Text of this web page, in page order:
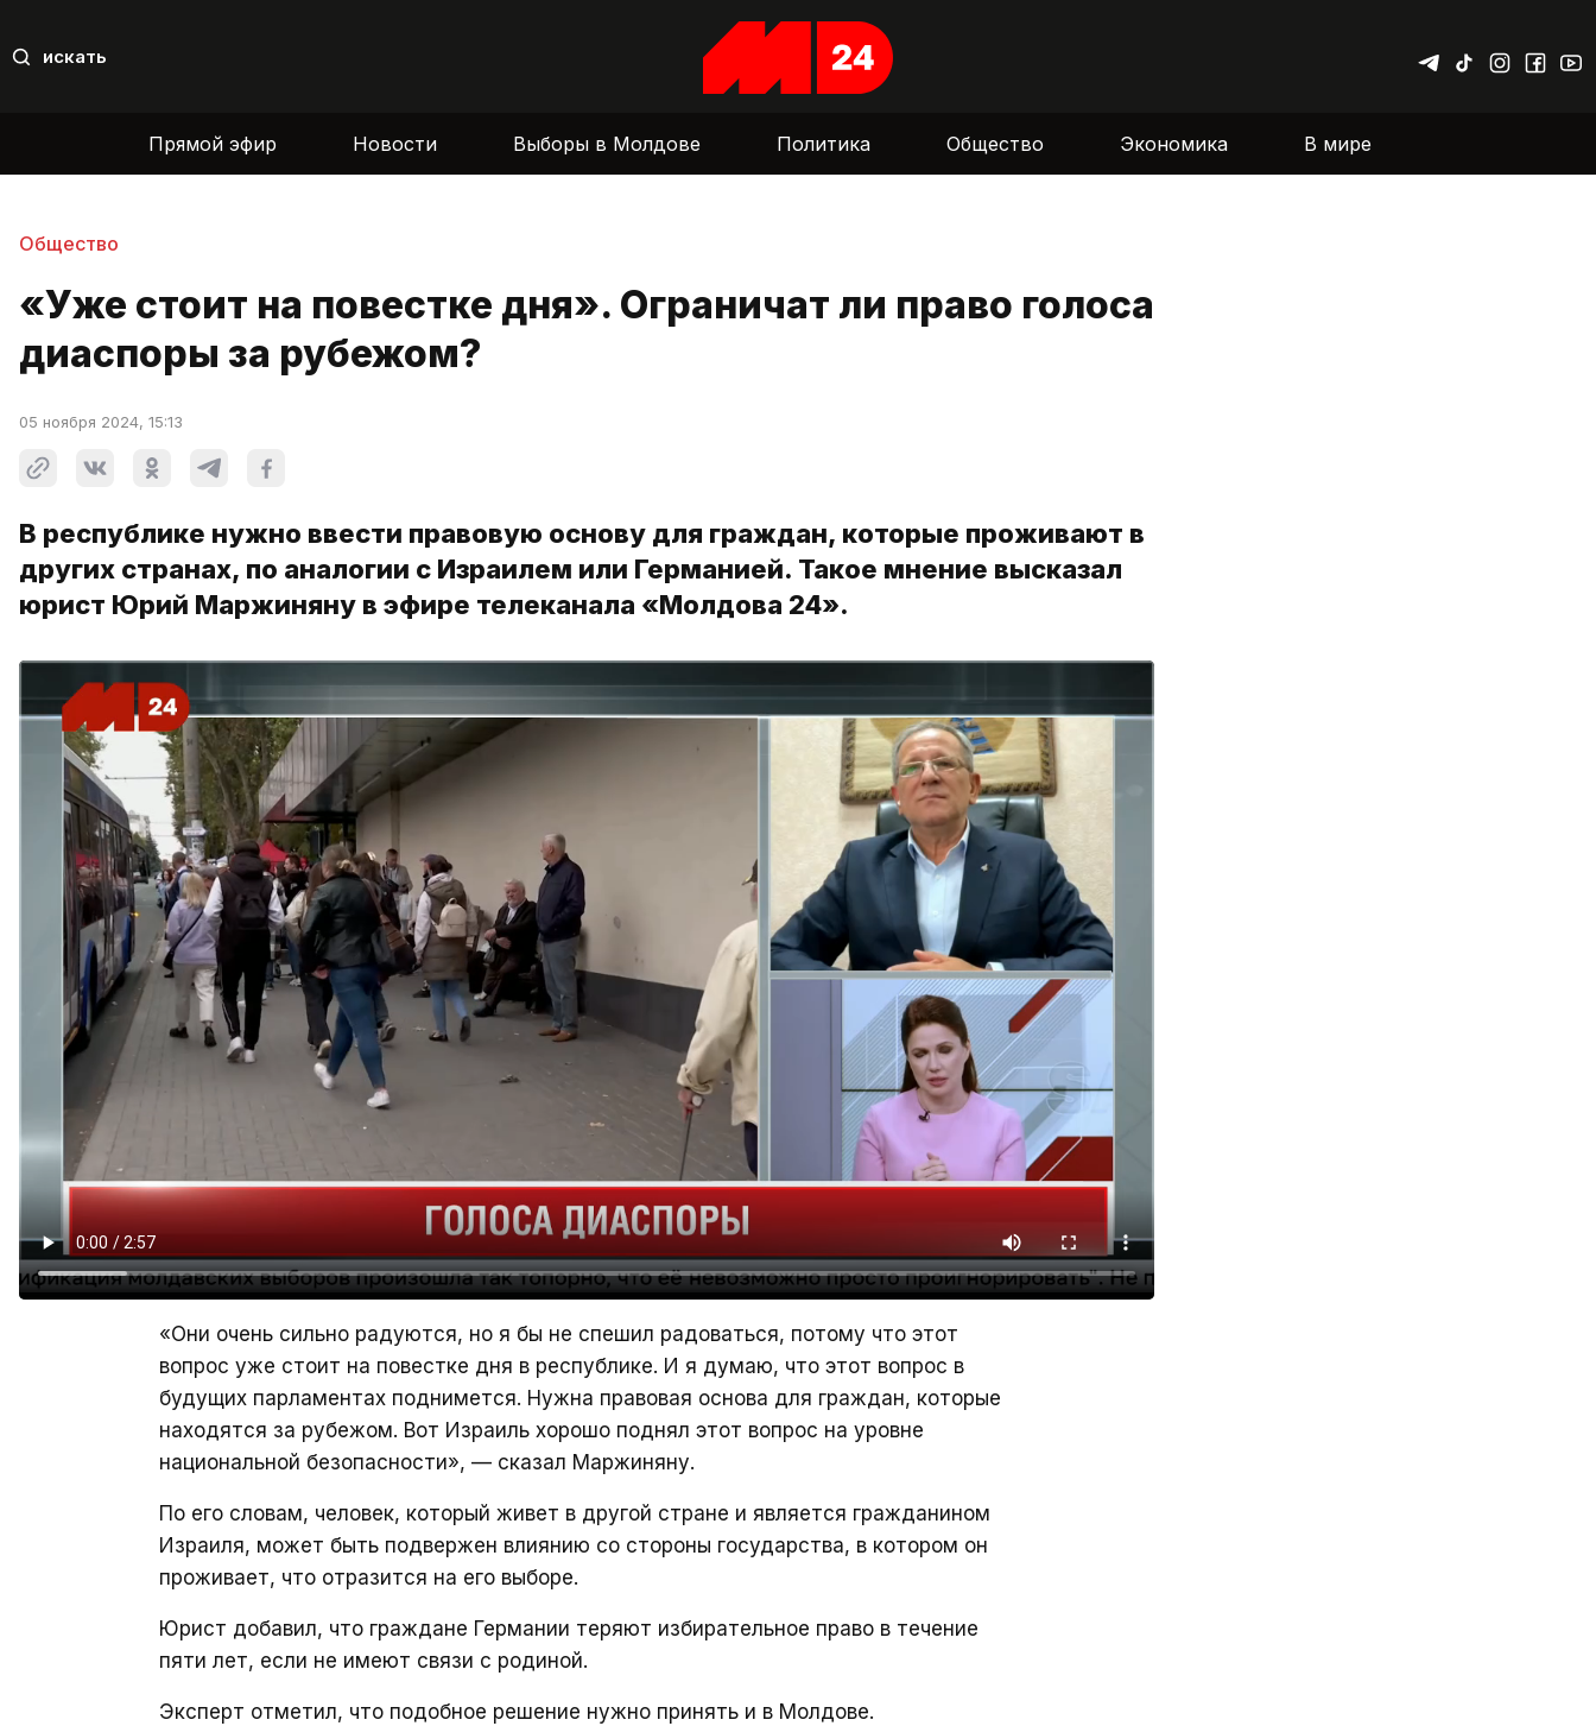
искать
Прямой эфир Новости Выборы в Молдове Политика Общество Экономика В мире
Общество
«Уже стоит на повестке дня». Ограничат ли право голоса
диаспоры за рубежом?
05 ноября 2024, 15:13
В республике нужно ввести правовую основу для граждан, которые проживают в
других странах, по аналогии с Израилем или Германией. Такое мнение высказал
юрист Юрий Маржиняну в эфире телеканала «Молдова 24».
«Они очень сильно радуются, но я бы не спешил радоваться, потому что этот
вопрос уже стоит на повестке дня в республике. И я думаю, что этот вопрос в
будущих парламентах поднимется. Нужна правовая основа для граждан, которые
находятся за рубежом. Вот Израиль хорошо поднял этот вопрос на уровне
национальной безопасности», — сказал Маржиняну.
По его словам, человек, который живет в другой стране и является гражданином
Израиля, может быть подвержен влиянию со стороны государства, в котором он
проживает, что отразится на его выборе.
Юрист добавил, что граждане Германии теряют избирательное право в течение
пяти лет, если не имеют связи с родиной.
Эксперт отметил, что подобное решение нужно принять и в Молдове.